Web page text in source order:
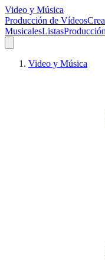
Video y Música
Producción de Vídeos
MusicalesListas
Video y Música